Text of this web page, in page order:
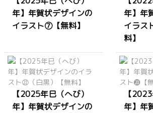
年】年賀状デザインの
イラスト⑦【無料】
年】年
イラス
料】
【2025年巳（へび）
年】年賀状デザインの
【
年】年